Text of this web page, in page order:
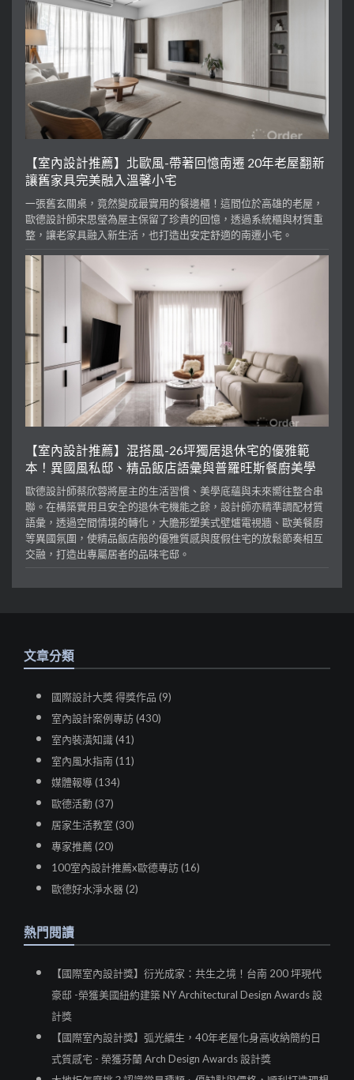
【室內設計推薦】北歐風-帶著回憶南遷 20年老屋翻新
讓舊家具完美融入溫馨小宅
一張舊玄關桌，竟然變成最實用的餐邊櫃！這間位於高雄的老屋，
歐德設計師宋思瑩為屋主保留了珍貴的回憶，透過系統櫃與材質重
整，讓老家具融入新生活，也打造出安定舒適的南遷小宅。
【室內設計推薦】混搭風-26坪獨居退休宅的優雅範
本！異國風私邸、精品飯店語彙與普羅旺斯餐廚美學
歐德設計師蔡欣蓉將屋主的生活習慣、美學底蘊與未來嚮往整合串
聯。在構築實用且安全的退休宅機能之餘，設計師亦精準調配材質
語彙，透過空間情境的轉化，大膽形塑美式壁爐電視牆、歐美餐廚
等異國氛圍，使精品飯店般的優雅質感與度假住宅的放鬆節奏相互
交融，打造出專屬居者的品味宅邸。
文章分類
國際設計大獎 得獎作品 (9)
室內設計案例專訪 (430)
室內裝潢知識 (41)
室內風水指南 (11)
媒體報導 (134)
歐德活動 (37)
居家生活教室 (30)
專家推薦 (20)
100室內設計推薦x歐德專訪 (16)
歐德好水淨水器 (2)
熱門閱讀
【國際室內設計獎】衍光成家：共生之境！台南 200 坪現代
豪邸 -榮獲美國紐約建築 NY Architectural Design Awards 設
計獎
【國際室內設計獎】弧光續生，40年老屋化身高收納簡約日
式質感宅 - 榮獲芬蘭 Arch Design Awards 設計獎